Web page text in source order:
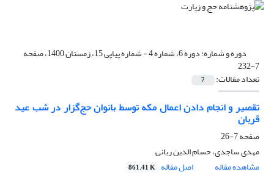
دوره و شماره: دوره 6، شماره 4 - شماره پیاپی 15، زمستان 1400، صفحه
7-232
تعداد مقالات: 7
تقصیر و انجام دادن اعمال مکه توسط بانوان حج‌گزار در شب عید
قربان
صفحه7-26
مهدی ساجدی، حسام الدین ربانی
مشاهده مقاله
اصل مقاله 861.41 K